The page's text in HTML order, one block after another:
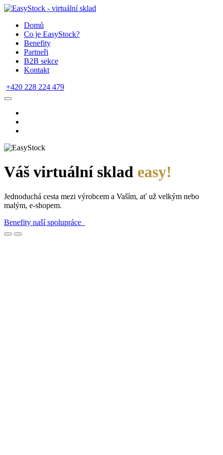
Domů
Co je EasyStock?
Benefity
Partneři
B2B sekce
Kontakt
+420 228 224 479
Váš virtuální sklad easy!
Jednoduchá cesta mezi výrobcem a Vaším, ať už velkým nebo
malým, e-shopem.
Benefity naší spolupráce